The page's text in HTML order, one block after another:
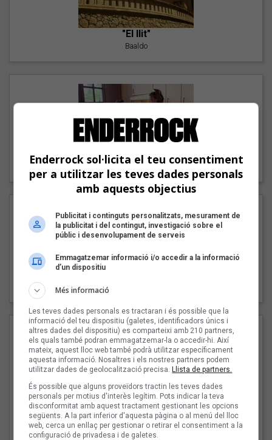
"El llit"
Baaldo
"Lo bueno y lo malo"
Carmen y María
Pep Álvarez amb Joan Muntaner (Xanguito)
"Les cabres"
94 Rules amb Compte
Enderrock sol·licita el teu consentiment
per a utilitzar les teves dades personals
amb aquests objectius
Publicitat i continguts personalitzats, mesurament de
la publicitat i del contingut, investigació sobre el
públic i desenvolupament de serveis
Emmagatzemar informació i/o accedir a la informació
d’un dispositiu
Més informació
Les teves dades personals es tractaran i és possible que la
informació del teu dispositiu (galetes, identificadors únics i
altres dades del dispositiu) es comparteixi amb 210 partners,
els quals també podran emmagatzemar-la o accedir-hi. Així
mateix, aquest lloc web també podrà utilitzar específicament
aquesta informació. Nosaltres i els nostres partners podem
utilitzar dades de geolocalització precisa. Llista de partners.
És possible que alguns proveïdors tractin les teves dades
personals per motius d'interès legítim. Pots indicar la teva
disconformitat amb aquest tractament gestionant les opcions
següents. A la part inferior d'aquesta pàgina o al menú del lloc
web, cerca un enllaç per gestionar o retirar el consentiment a la
configuració de privadesa i de galetes.